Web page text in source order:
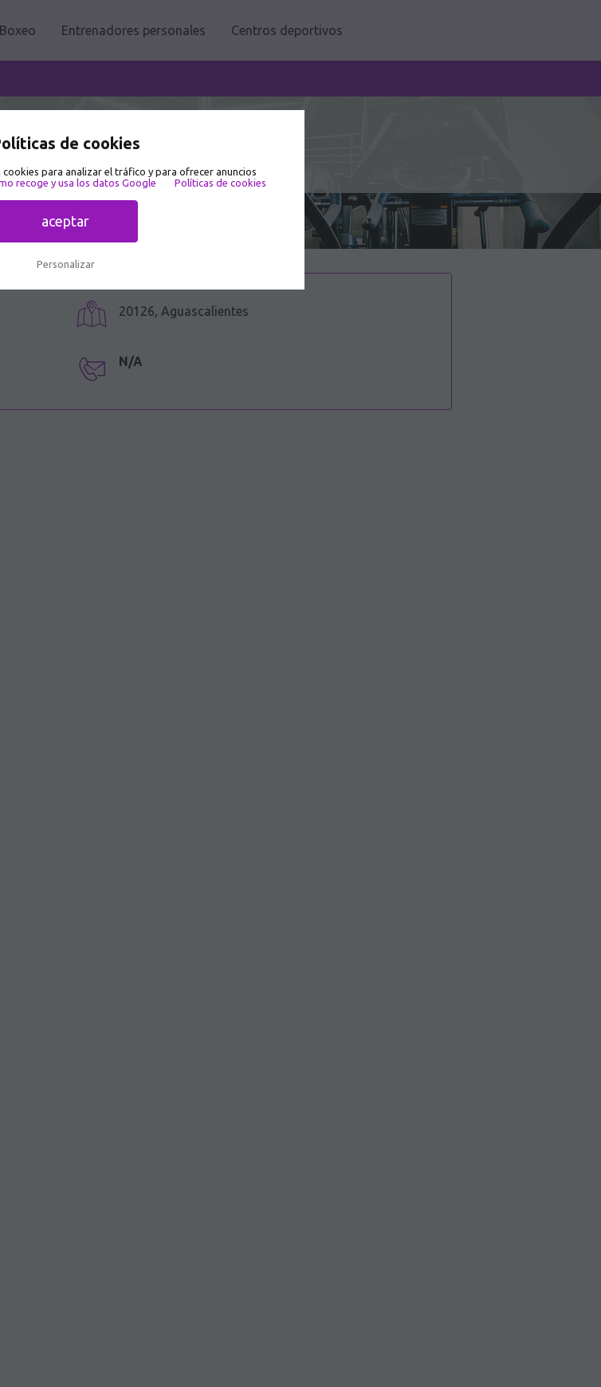
de cookies
para analizar el tráfico y para ofrecer anuncios
recoge y usa los datos Google Políticas de cookies
aceptar
Personalizar
Boxeo Entrenadores personales Centros deportivos
20126, Aguascalientes
N/A